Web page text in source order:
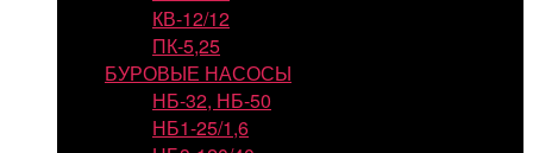
КВ-12/12
ПК-5,25
БУРОВЫЕ НАСОСЫ
НБ-32, НБ-50
НБ1-25/1,6